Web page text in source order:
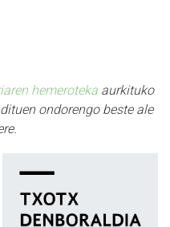
hemeroteka aurkituko
ondorengo beste ale